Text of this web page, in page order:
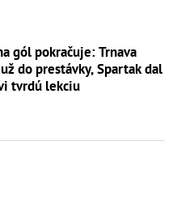
gól pokračuje: Trnava
do prestávky, Spartak dal
tvrdú lekciu